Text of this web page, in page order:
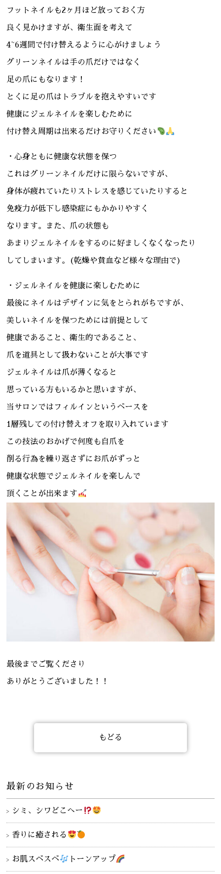
フットネイルも2ヶ月ほど放っておく方
良く見かけますが、衛生面を考えて
4~6週間で付け替えるように心がけましょう
グリーンネイルは手の爪だけではなく
足の爪にもなります！
とくに足の爪はトラブルを抱えやすいです
健康にジェルネイルを楽しむために
付け替え周期は出来るだけお守りください
・心身ともに健康な状態を保つ
これはグリーンネイルだけに限らないですが、
身体が疲れていたりストレスを感じていたりすると
免疫力が低下し感染症にもかかりやすく
なります。また、爪の状態も
あまりジェルネイルをするのに好ましくなくなったり
してしまいます。(乾燥や貧血など様々な理由で)
・ジェルネイルを健康に楽しむために
最後にネイルはデザインに気をとられがちですが、
美しいネイルを保つためには前提として
健康であること、衛生的であること、
爪を道具として扱わないことが大事です
ジェルネイルは爪が薄くなると
思っている方もいるかと思いますが、
当サロンではフィルインというベースを
1層残しての付け替えオフを取り入れています
この技法のおかげで何度も自爪を
削る行為を繰り返さずにお爪がずっと
健康な状態でジェルネイルを楽しんで
頂くことが出来ます
最後までご覧くださり
ありがとうございました！！
もどる
最新のお知らせ
シミ、シワどこへー
香りに癒される
お肌スベスベ トーンアップ